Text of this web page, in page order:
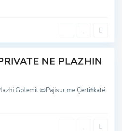
NE PLAZHIN
Golemit 📜Pajisur me Çertifikatë